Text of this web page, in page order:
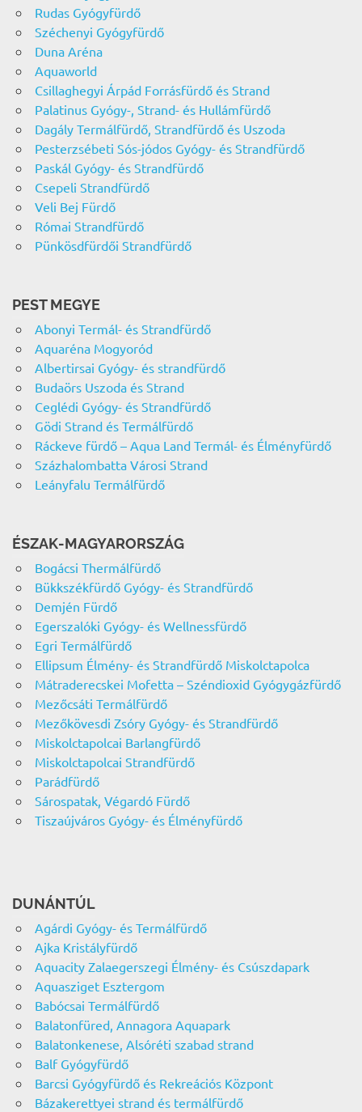
Rudas Gyógyfürdő
Széchenyi Gyógyfürdő
Duna Aréna
Aquaworld
Csillaghegyi Árpád Forrásfürdő és Strand
Palatinus Gyógy-, Strand- és Hullámfürdő
Dagály Termálfürdő, Strandfürdő és Uszoda
Pesterzsébeti Sós-jódos Gyógy- és Strandfürdő
Paskál Gyógy- és Strandfürdő
Csepeli Strandfürdő
Veli Bej Fürdő
Római Strandfürdő
Pünkösdfürdői Strandfürdő
PEST MEGYE
Abonyi Termál- és Strandfürdő
Aquaréna Mogyoród
Albertirsai Gyógy- és strandfürdő
Budaörs Uszoda és Strand
Ceglédi Gyógy- és Strandfürdő
Gödi Strand és Termálfürdő
Ráckeve fürdő – Aqua Land Termál- és Élményfürdő
Százhalombatta Városi Strand
Leányfalu Termálfürdő
ÉSZAK-MAGYARORSZÁG
Bogácsi Thermálfürdő
Bükkszékfürdő Gyógy- és Strandfürdő
Demjén Fürdő
Egerszalóki Gyógy- és Wellnessfürdő
Egri Termálfürdő
Ellipsum Élmény- és Strandfürdő Miskolctapolca
Mátraderecskei Mofetta – Széndioxid Gyógygázfürdő
Mezőcsáti Termálfürdő
Mezőkövesdi Zsóry Gyógy- és Strandfürdő
Miskolctapolcai Barlangfürdő
Miskolctapolcai Strandfürdő
Parádfürdő
Sárospatak, Végardó Fürdő
Tiszaújváros Gyógy- és Élményfürdő
DUNÁNTÚL
Agárdi Gyógy- és Termálfürdő
Ajka Kristályfürdő
Aquacity Zalaegerszegi Élmény- és Csúszdapark
Aquasziget Esztergom
Babócsai Termálfürdő
Balatonfüred, Annagora Aquapark
Balatonkenese, Alsóréti szabad strand
Balf Gyógyfürdő
Barcsi Gyógyfürdő és Rekreációs Központ
Bázakerettyei strand és termálfürdő